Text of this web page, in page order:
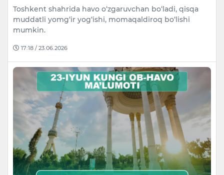
Toshkent shahrida havo o‘zgaruvchan bo‘ladi, qisqa
muddatli yomg‘ir yog‘ishi, momaqaldiroq bo‘lishi
mumkin.
17:18 / 23.06.2026